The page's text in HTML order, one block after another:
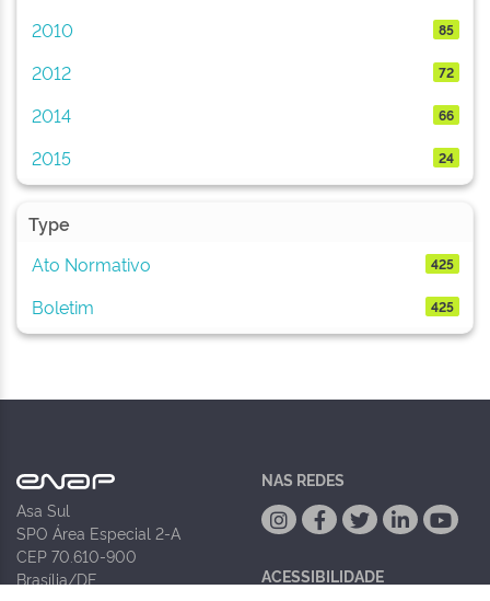
2010 85
2012 72
2014 66
2015 24
Type
Ato Normativo
425
Boletim 425
Asa Sul
SPO Área Especial 2-A
CEP 70.610-900
Brasília/DF
NAS REDES
ACESSIBILIDADE